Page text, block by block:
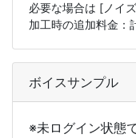
必要な場合は [ノイ
加工時の追加料金：
ボイスサンプル
※未ログイン状態